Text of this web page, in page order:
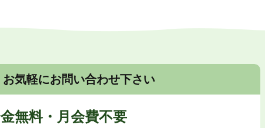
気軽にお問い合わせ下さい
無料・月会費不要